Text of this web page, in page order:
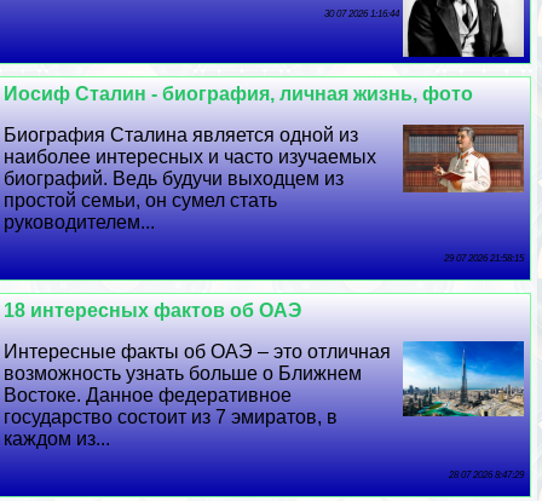
30 07 2026 1:16:44
Иосиф Сталин - биография, личная жизнь, фото
Биография Сталина является одной из
наиболее интересных и часто изучаемых
биографий. Ведь будучи выходцем из
простой семьи, он сумел стать
руководителем...
29 07 2026 21:58:15
18 интересных фактов об ОАЭ
Интересные факты об ОАЭ – это отличная
возможность узнать больше о Ближнем
Востоке. Данное федеративное
государство состоит из 7 эмиратов, в
каждом из...
28 07 2026 8:47:29